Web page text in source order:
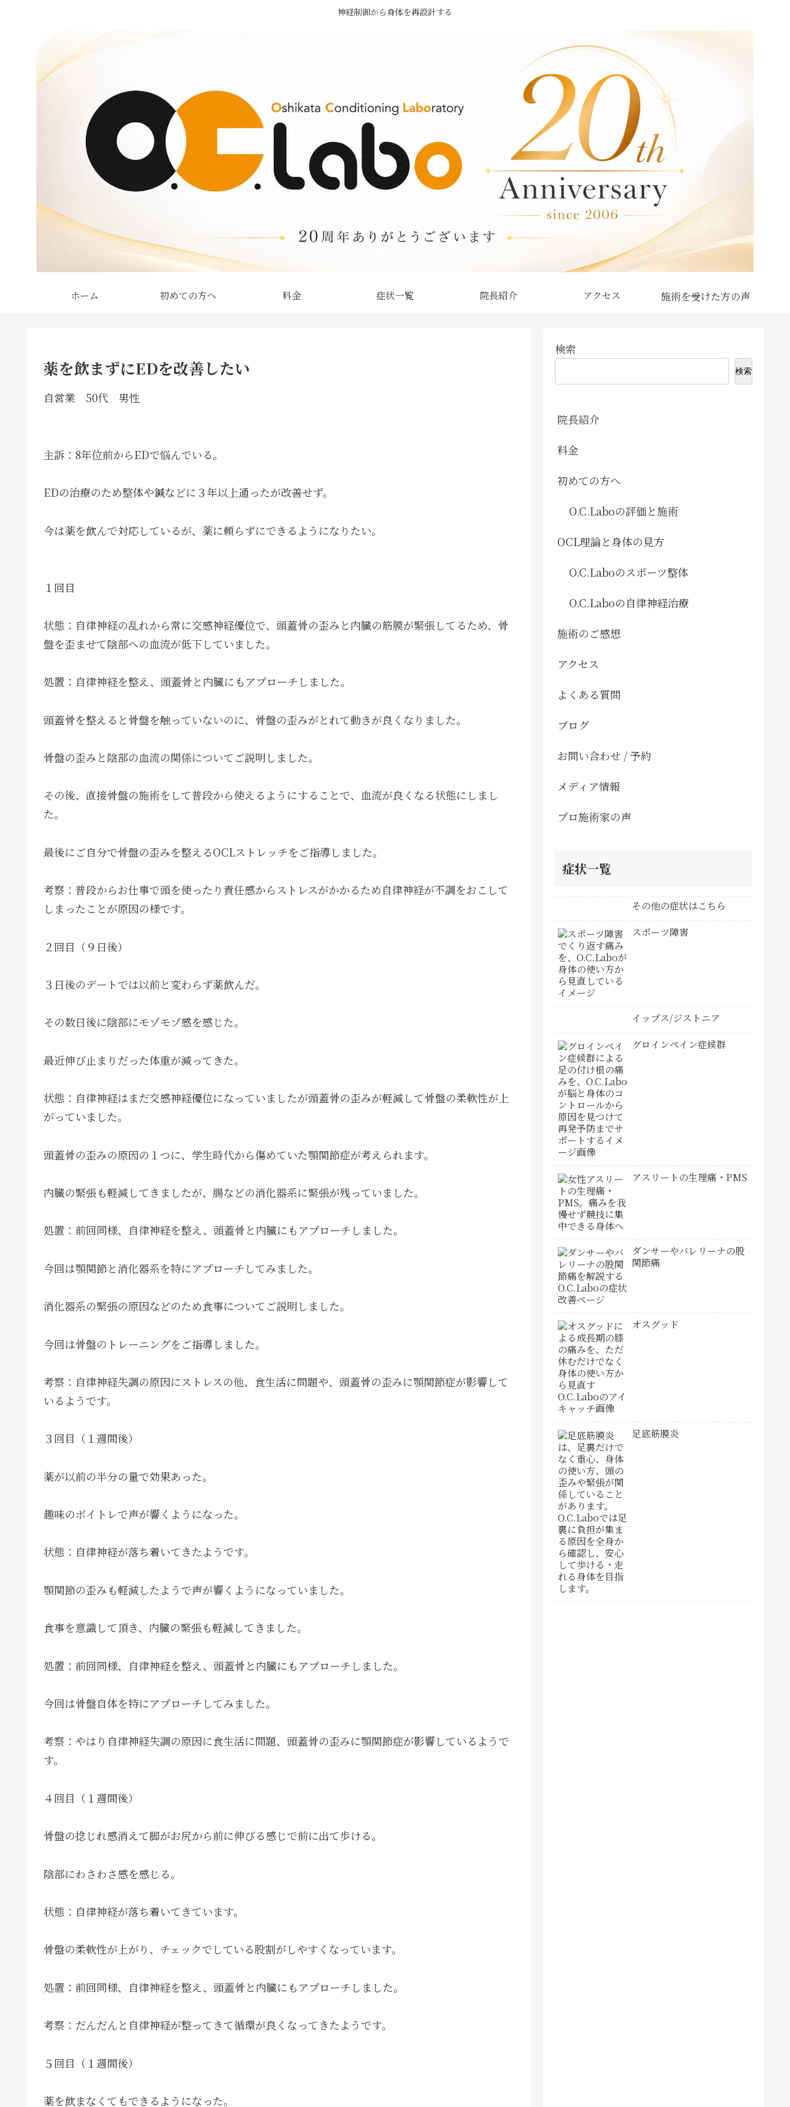
神経制御から身体を再設計する
ホーム 初めての方へ 料金 症状一覧 院長紹介 アクセス
薬を飲まずにEDを改善したい
自営業 50代 男性
主訴：8年位前からEDで悩んでいる。
EDの治療のため整体や鍼などに３年以上通ったが改善せず。
今は薬を飲んで対応しているが、薬に頼らずにできるようになりたい。
１回目
状態：自律神経の乱れから常に交感神経優位で、頭蓋骨の歪みと内臓の筋膜が緊張してるため、骨
盤を歪ませて陰部への血流が低下していました。
処置：自律神経を整え、頭蓋骨と内臓にもアプローチしました。
頭蓋骨を整えると骨盤を触っていないのに、骨盤の歪みがとれて動きが良くなりました。
骨盤の歪みと陰部の血流の関係についてご説明しました。
その後、直接骨盤の施術をして普段から使えるようにすることで、血流が良くなる状態にしまし
た。
最後にご自分で骨盤の歪みを整えるOCLストレッチをご指導しました。
考察：普段からお仕事で頭を使ったり責任感からストレスがかかるため自律神経が不調をおこして
しまったことが原因の様です。
２回目（９日後）
３日後のデートでは以前と変わらず薬飲んだ。
その数日後に陰部にモゾモゾ感を感じた。
最近伸び止まりだった体重が減ってきた。
状態：自律神経はまだ交感神経優位になっていましたが頭蓋骨の歪みが軽減して骨盤の柔軟性が上
がっていました。
頭蓋骨の歪みの原因の１つに、学生時代から傷めていた顎関節症が考えられます。
内臓の緊張も軽減してきましたが、腸などの消化器系に緊張が残っていました。
処置：前回同様、自律神経を整え、頭蓋骨と内臓にもアプローチしました。
今回は顎関節と消化器系を特にアプローチしてみました。
消化器系の緊張の原因などのため食事についてご説明しました。
今回は骨盤のトレーニングをご指導しました。
考察：自律神経失調の原因にストレスの他、食生活に問題や、頭蓋骨の歪みに顎関節症が影響して
いるようです。
３回目（１週間後）
薬が以前の半分の量で効果あった。
趣味のボイトレで声が響くようになった。
状態：自律神経が落ち着いてきたようです。
顎関節の歪みも軽減したようで声が響くようになっていました。
食事を意識して頂き、内臓の緊張も軽減してきました。
処置：前回同様、自律神経を整え、頭蓋骨と内臓にもアプローチしました。
今回は骨盤自体を特にアプローチしてみました。
考察：やはり自律神経失調の原因に食生活に問題、頭蓋骨の歪みに顎関節症が影響しているようで
す。
４回目（１週間後）
骨盤の捻じれ感消えて脚がお尻から前に伸びる感じで前に出て歩ける。
陰部にわさわさ感を感じる。
状態：自律神経が落ち着いてきています。
骨盤の柔軟性が上がり、チェックでしている股割がしやすくなっています。
処置：前回同様、自律神経を整え、頭蓋骨と内臓にもアプローチしました。
考察：だんだんと自律神経が整ってきて循環が良くなってきたようです。
５回目（１週間後）
薬を飲まなくてもできるようになった。
検索
検索
院長紹介
料金
初めての方へ
O.C.Laboの評価と施術
OCL理論と身体の見方
O.C.Laboのスポーツ整体
O.C.Laboの自律神経治療
施術のご感想
アクセス
よくある質問
ブログ
お問い合わせ / 予約
メディア情報
プロ施術家の声
症状一覧
その他の症状はこちら
スポーツ障害
イップス/ジストニア
グロインペイン症候群
アスリートの生理痛・PMS
ダンサーやバレリーナの股
関節痛
オスグッド
足底筋膜炎